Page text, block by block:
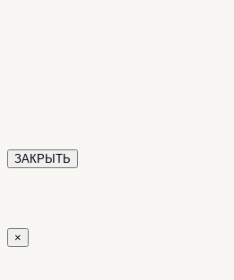
ЗАКРЫТЬ
×